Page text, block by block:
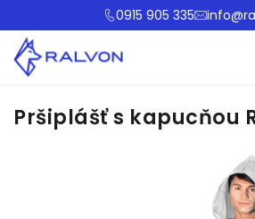
0915 905 335
Pršiplášť s kapucňou